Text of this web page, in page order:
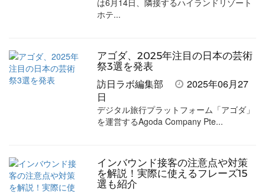
ク
追
加
る
は6月14日、隣接するハイランドリゾート
ホテ...
アゴダ、2025年注目の日本の芸術
祭3選を発表
訪日ラボ編集部
2025年06月27
日
デジタル旅行プラットフォーム「アゴダ」
を運営するAgoda Company Pte...
インバウンド接客の注意点や対策
を解説！実際に使えるフレーズ15
選も紹介